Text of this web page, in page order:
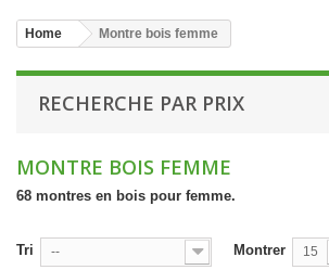
Home Montre bois femme
RECHERCHE PAR PRIX
MONTRE BOIS FEMME
68 montres en bois pour femme.
Tri -- Montrer 15